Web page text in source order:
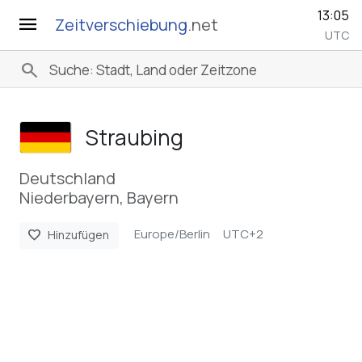
menu Zeitverschiebung.net 13:05
UTC
search
Straubing
Deutschland
Niederbayern, Bayern
favorite Hinzufügen Europe/Berlin UTC+2